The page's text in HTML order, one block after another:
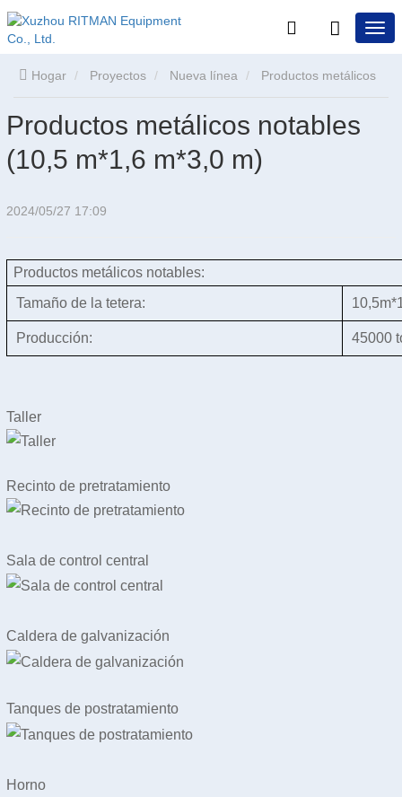
Hogar Proyectos Nueva línea
notables (10,5 m*1,6 m*3,0 m)
Productos metálicos notables
(10,5 m*1,6 m*3,0 m)
2024/05/27 17:09
Productos metálicos notables:
Tamaño de la tetera:
Producción: 45000
Taller
Recinto de pretratamiento
Sala de control central
Caldera de galvanización
Tanques de postratamiento
Horno